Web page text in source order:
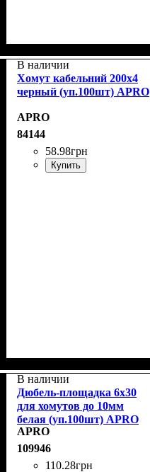
В наличии
Хомут кабельний 200x4
черный (уп.100шт) APRO
APRO
84144
58.98грн
Купить
В наличии
Дюбель-площадка 6х30
для хомутов до 10мм
белая (уп.100шт) APRO
DST-630
APRO
109946
110.28грн